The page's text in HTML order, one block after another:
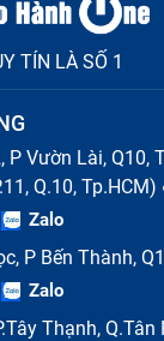
nhận thao
cả màn.
hoặc loạn, tự
tác động.
màn hình
điện thoại
TÍN LÀ SỐ 1
Vườn Lài, Q10,
Q.10, Tp.HCM)
Zalo
P Bến Thành,
Zalo
Thạnh, Q.Tân